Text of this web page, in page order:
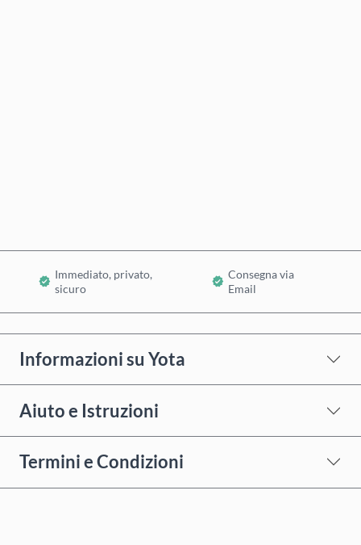
Immediato, privato,
sicuro
Consegna via
Email
Informazioni su Yota
Aiuto e Istruzioni
Termini e Condizioni